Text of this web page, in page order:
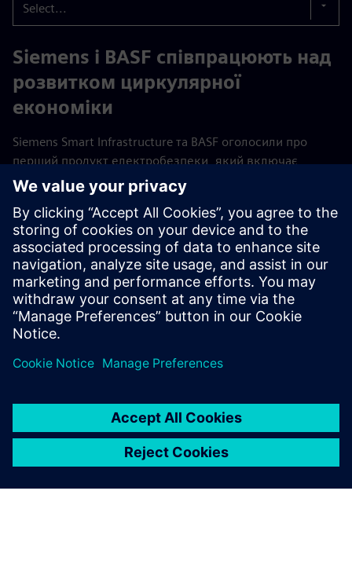
Select...
Siemens і BASF співпрацюють над
розвитком циркулярної
економіки
Siemens Smart Infrastructure та BASF оголосили про
перший продукт електробезпеки, який включає
компоненти, виготовлені з пластику, збалансовану
Читати далі
Siemens та DOMO Chemicals
об'єднують зусилля для
забезпечення стійкості в
електротехнічній промисловості
Компанія DOMO Chemicals успішно розробила та
використовуватися для застосувань Siemens, який
включає перероблений вміст та передові вогнезахисні